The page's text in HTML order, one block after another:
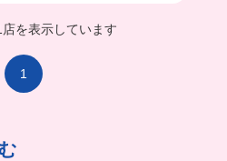
続けやすそうだよ🥹
店を表示しています
1